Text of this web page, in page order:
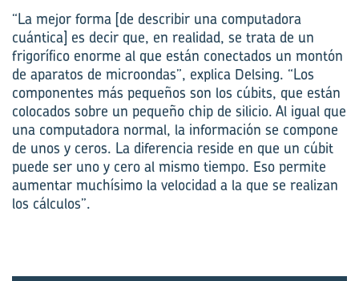
“La mejor forma [de describir una computadora
cuántica] es decir que, en realidad, se trata de un
frigorífico enorme al que están conectados un montón
de aparatos de microondas”, explica Delsing. “Los
componentes más pequeños son los cúbits, que están
colocados sobre un pequeño chip de silicio. Al igual que
una computadora normal, la información se compone
de unos y ceros. La diferencia reside en que un cúbit
puede ser uno y cero al mismo tiempo. Eso permite
aumentar muchísimo la velocidad a la que se realizan
los cálculos”.